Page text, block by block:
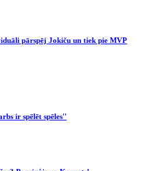
pārspēj Jokiču un tiek pie MVP
ir spēlēt spēles''